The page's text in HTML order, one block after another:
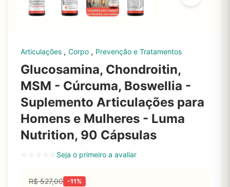
Articulações , Corpo , Prevenção e Tratamentos
Glucosamina, Chondroitin,
MSM - Cúrcuma, Boswellia -
Suplemento Articulações para
Homens e Mulheres - Luma
Nutrition, 90 Cápsulas
Seja o primeiro a avaliar
R$527,00 -11%